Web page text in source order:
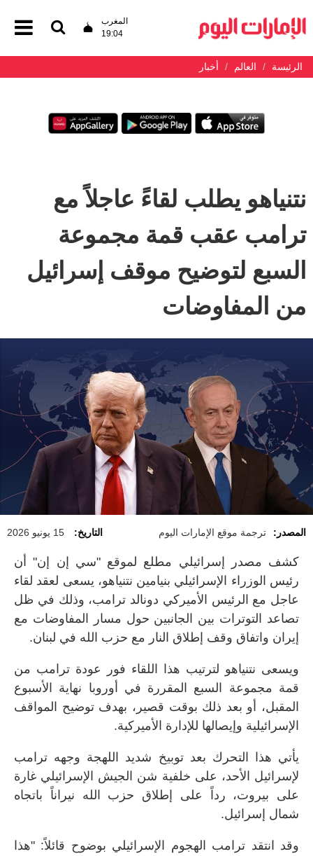
المغرب
19:04
الرئيسة العالم أخبار
نتنياهو يطلب لقاءً عاجلاً مع
ترامب عقب قمة مجموعة
السبع لتوضيح موقف إسرائيل
من المفاوضات
المصدر: ترجمة موقع الإمارات اليوم التاريخ: 15 يونيو 2026
كشف مصدر إسرائيلي مطلع لموقع "سي إن إن" أن
رئيس الوزراء الإسرائيلي بنيامين نتنياهو، يسعى لعقد لقاء
عاجل مع الرئيس الأميركي دونالد ترامب، وذلك في ظل
تصاعد التوترات بين الجانبين حول مسار المفاوضات مع
إيران واتفاق وقف إطلاق النار مع حزب الله في لبنان.
ويسعى نتنياهو لترتيب هذا اللقاء فور عودة ترامب من
قمة مجموعة السبع المقررة في أوروبا نهاية الأسبوع
المقبل، أو بعد ذلك بوقت قصير، بهدف توضيح المواقف
الإسرائيلية وإيصالها للإدارة الأميركية.
يأتي هذا التحرك بعد توبيخ شديد اللهجة وجهه ترامب
لإسرائيل الأحد، على خلفية شن الجيش الإسرائيلي غارة
على بيروت، رداً على إطلاق حزب الله نيراناً باتجاه
شمال إسرائيل.
وقد انتقد ترامب الهجوم الإسرائيلي بوضوح قائلاً: "هذا